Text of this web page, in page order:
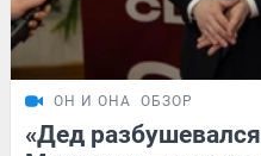
ОН И ОНА ОБЗОР
«Дед